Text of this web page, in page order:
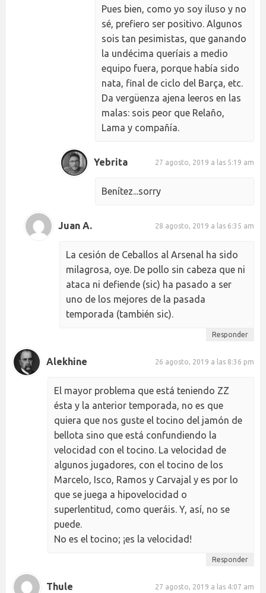
Pues bien, como yo soy iluso y no
sé, prefiero ser positivo. Algunos
sois tan pesimistas, que ganando
la undécima queríais a medio
equipo fuera, porque había sido
nata, final de ciclo del Barça, etc.
Da vergüenza ajena leeros en las
malas: sois peor que Relaño,
Lama y compañía.
Yebrita 27 agosto, 2019 a las 5:19 am
Benítez...sorry
Juan A. 28 agosto, 2019 a las 6:35 am
La cesión de Ceballos al Arsenal ha sido
milagrosa, oye. De pollo sin cabeza que ni
ataca ni defiende (sic) ha pasado a ser
uno de los mejores de la pasada
temporada (también sic).
Responder
Alekhine 26 agosto, 2019 a las 8:36 pm
El mayor problema que está teniendo ZZ
ésta y la anterior temporada, no es que
quiera que nos guste el tocino del jamón de
bellota sino que está confundiendo la
velocidad con el tocino. La velocidad de
algunos jugadores, con el tocino de los
Marcelo, Isco, Ramos y Carvajal y es por lo
que se juega a hipovelocidad o
superlentitud, como queráis. Y, así, no se
puede.
No es el tocino; ¡es la velocidad!
Responder
Thule 27 agosto, 2019 a las 4:07 am